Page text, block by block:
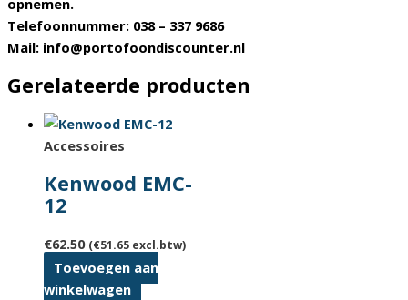
Telefoonnummer: 038 – 337 9686
Mail: info@portofoondiscounter.nl
Gerelateerde producten
Accessoires
Kenwood EMC-
12
€62.50 (€51.65 excl.btw)
Toevoegen aan
winkelwagen